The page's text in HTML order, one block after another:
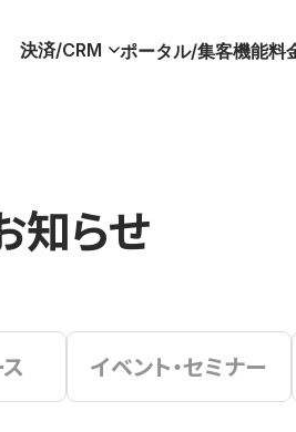
決済/CRM ポータル/集客機能料
知らせ
イベント・セミナー